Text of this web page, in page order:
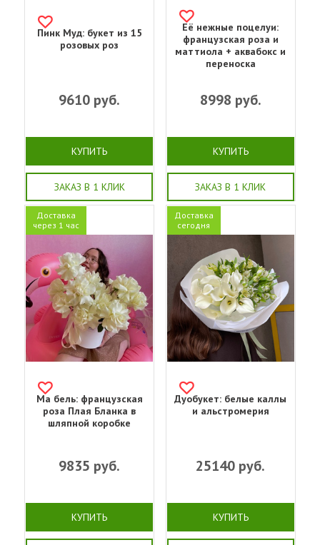
Пинк Муд: букет из 15
розовых роз
9610 руб.
КУПИТЬ
ЗАКАЗ В 1 КЛИК
Её нежные поцелуи:
французская роза и
маттиола + аквабокс и
переноска
8998 руб.
КУПИТЬ
ЗАКАЗ В 1 КЛИК
Доставка
через 1 час
Ма бель: французская
роза Плая Бланка в
шляпной коробке
9835 руб.
КУПИТЬ
Доставка
сегодня
Дуобукет: белые каллы
и альстромерия
25140 руб.
КУПИТЬ